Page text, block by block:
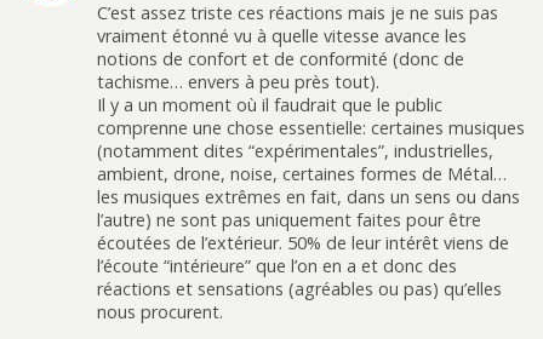
C’est assez triste ces réactions mais je ne suis pas
vraiment étonné vu à quelle vitesse avance les
notions de confort et de conformité (donc de
tachisme… envers à peu près tout).
Il y a un moment où il faudrait que le public
comprenne une chose essentielle: certaines musiques
(notamment dites “expérimentales”, industrielles,
ambient, drone, noise, certaines formes de Métal…
les musiques extrêmes en fait, dans un sens ou dans
l’autre) ne sont pas uniquement faites pour être
écoutées de l’extérieur. 50% de leur intérêt viens de
l’écoute “intérieure” que l’on en a et donc des
réactions et sensations (agréables ou pas) qu’elles
nous procurent.